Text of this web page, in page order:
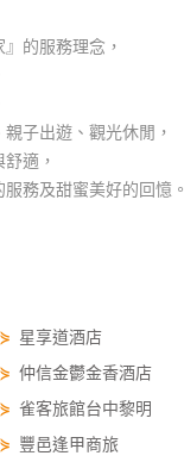
的服務理念，
子出遊、觀光休閒，
適，
務及甜蜜美好的回憶。
⋟ 星享道酒店
⋟ 仲信金鬱金香酒店
⋟ 雀客旅館台中黎明
⋟ 豐邑逢甲商旅